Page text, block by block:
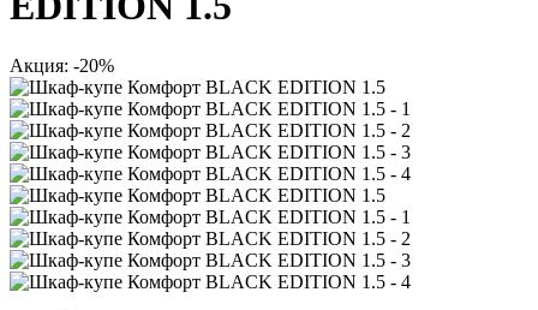
Акция: -20%